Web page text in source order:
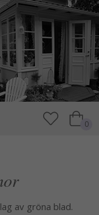
0
av gröna blad.